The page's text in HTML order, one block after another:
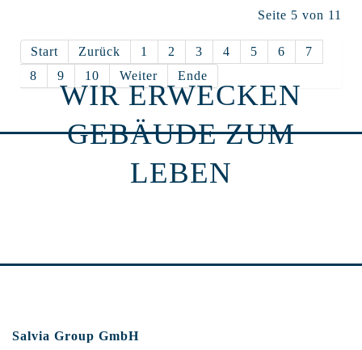
Seite 5 von 11
Start Zurück 1 2 3 4 5 6
7
8
9 10 Weiter Ende
WIR ERWECKEN
GEBÄUDE ZUM
LEBEN
Salvia Group GmbH